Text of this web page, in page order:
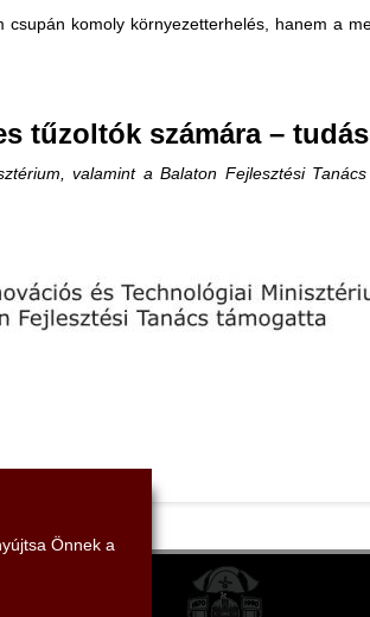
komoly környezetterhelés, hanem a
tűzoltók számára –
valamint a Balaton Fejlesztési
Önnek a